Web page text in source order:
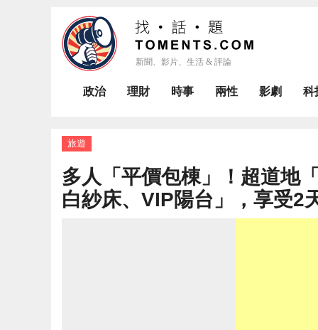
政治 理財 時事 兩性 影劇 科
旅遊
多人「平價包棟」！超道地
白紗床、VIP陽台」，享受2